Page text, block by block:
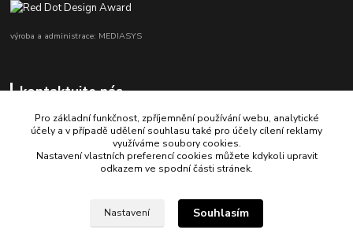
výroba a administrace: MEDIASYS
kontaktujte nás
+420 725 347 646
Pro základní funkčnost, zpříjemnění používání webu, analytické
účely a v případě udělení souhlasu také pro účely cílení reklamy
využíváme soubory cookies.
Nastavení vlastních preferencí cookies můžete kdykoli upravit
odkazem ve spodní části stránek.
Nastavení Souhlasím